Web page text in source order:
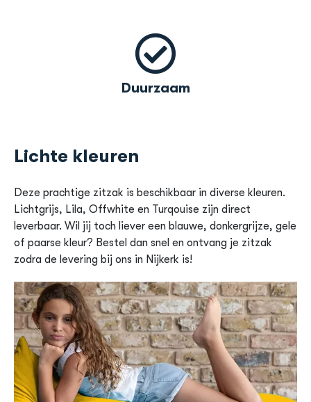
Duurzaam
Lichte kleuren
Deze prachtige zitzak is beschikbaar in diverse kleuren.
Lichtgrijs, Lila, Offwhite en Turqouise zijn direct
leverbaar. Wil jij toch liever een blauwe, donkergrijze, gele
of paarse kleur? Bestel dan snel en ontvang je zitzak
zodra de levering bij ons in Nijkerk is!